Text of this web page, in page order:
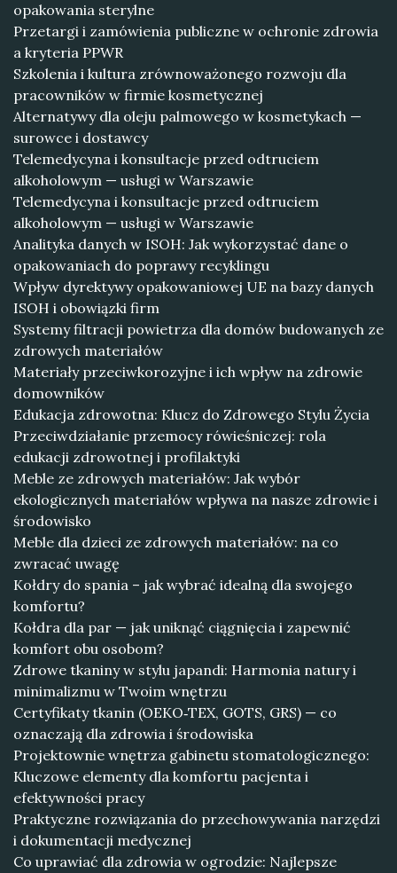
opakowania sterylne
Przetargi i zamówienia publiczne w ochronie zdrowia
a kryteria PPWR
Szkolenia i kultura zrównoważonego rozwoju dla
pracowników w firmie kosmetycznej
Alternatywy dla oleju palmowego w kosmetykach —
surowce i dostawcy
Telemedycyna i konsultacje przed odtruciem
alkoholowym — usługi w Warszawie
Telemedycyna i konsultacje przed odtruciem
alkoholowym — usługi w Warszawie
Analityka danych w ISOH: Jak wykorzystać dane o
opakowaniach do poprawy recyklingu
Wpływ dyrektywy opakowaniowej UE na bazy danych
ISOH i obowiązki firm
Systemy filtracji powietrza dla domów budowanych ze
zdrowych materiałów
Materiały przeciwkorozyjne i ich wpływ na zdrowie
domowników
Edukacja zdrowotna: Klucz do Zdrowego Stylu Życia
Przeciwdziałanie przemocy rówieśniczej: rola
edukacji zdrowotnej i profilaktyki
Meble ze zdrowych materiałów: Jak wybór
ekologicznych materiałów wpływa na nasze zdrowie i
środowisko
Meble dla dzieci ze zdrowych materiałów: na co
zwracać uwagę
Kołdry do spania – jak wybrać idealną dla swojego
komfortu?
Kołdra dla par — jak uniknąć ciągnięcia i zapewnić
komfort obu osobom?
Zdrowe tkaniny w stylu japandi: Harmonia natury i
minimalizmu w Twoim wnętrzu
Certyfikaty tkanin (OEKO‑TEX, GOTS, GRS) — co
oznaczają dla zdrowia i środowiska
Projektownie wnętrza gabinetu stomatologicznego:
Kluczowe elementy dla komfortu pacjenta i
efektywności pracy
Praktyczne rozwiązania do przechowywania narzędzi
i dokumentacji medycznej
Co uprawiać dla zdrowia w ogrodzie: Najlepsze